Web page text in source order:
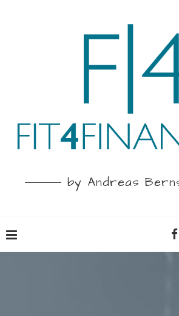
by Andreas